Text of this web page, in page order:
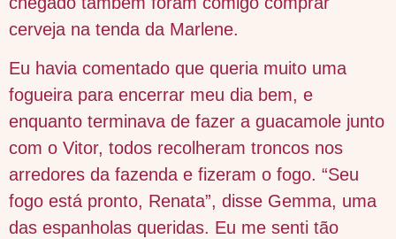
cerveja na tenda da Marlene.
Eu havia comentado que queria muito uma
fogueira para encerrar meu dia bem, e
enquanto terminava de fazer a guacamole junto
com o Vitor, todos recolheram troncos nos
arredores da fazenda e fizeram o fogo. “Seu
fogo está pronto, Renata”, disse Gemma, uma
das espanholas queridas. Eu me senti tão